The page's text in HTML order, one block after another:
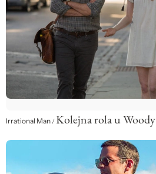
Irrational Man/Kolejna rola u Woody